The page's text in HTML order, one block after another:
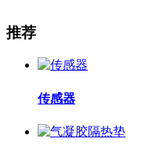
推荐
传感器